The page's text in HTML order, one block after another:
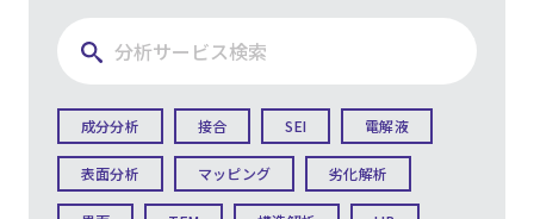
成分分析 接合 SEI 電解液
表面分析 マッピング 劣化解析